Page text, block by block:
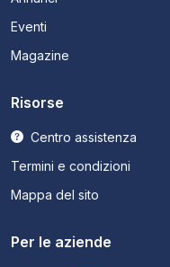
Eventi
Magazine
Risorse
Centro assistenza
Termini e condizioni
Mappa del sito
Per le aziende